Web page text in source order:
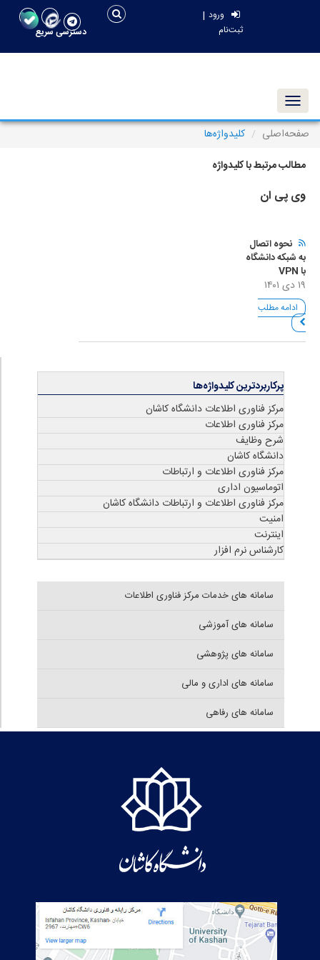
ورود |
ثبت‌نام دسترسی سریع
Toggle navigation
صفحه‌اصلی
کلیدواژه‌ها
مطالب مرتبط با کلیدواژه
وی پی ان
نحوه اتصال
به شبکه دانشگاه
با VPN
۱۹ دی ۱۴۰۱
ادامه مطلب
پرکاربردترین کلیدواژه‌ها
مرکز فناوری اطلاعات دانشگاه کاشان
مرکز فناوری اطلاعات
شرح وظایف
دانشگاه کاشان
مرکز فناوری اطلاعات و ارتباطات
اتوماسیون اداری
مرکز فناوری اطلاعات و ارتباطات دانشگاه کاشان
امنیت
اینترنت
کارشناس نرم افزار
سامانه های خدمات مرکز فناوری اطلاعات
سامانه های آموزشی
سامانه های پژوهشی
سامانه های اداری و مالی
سامانه های رفاهی